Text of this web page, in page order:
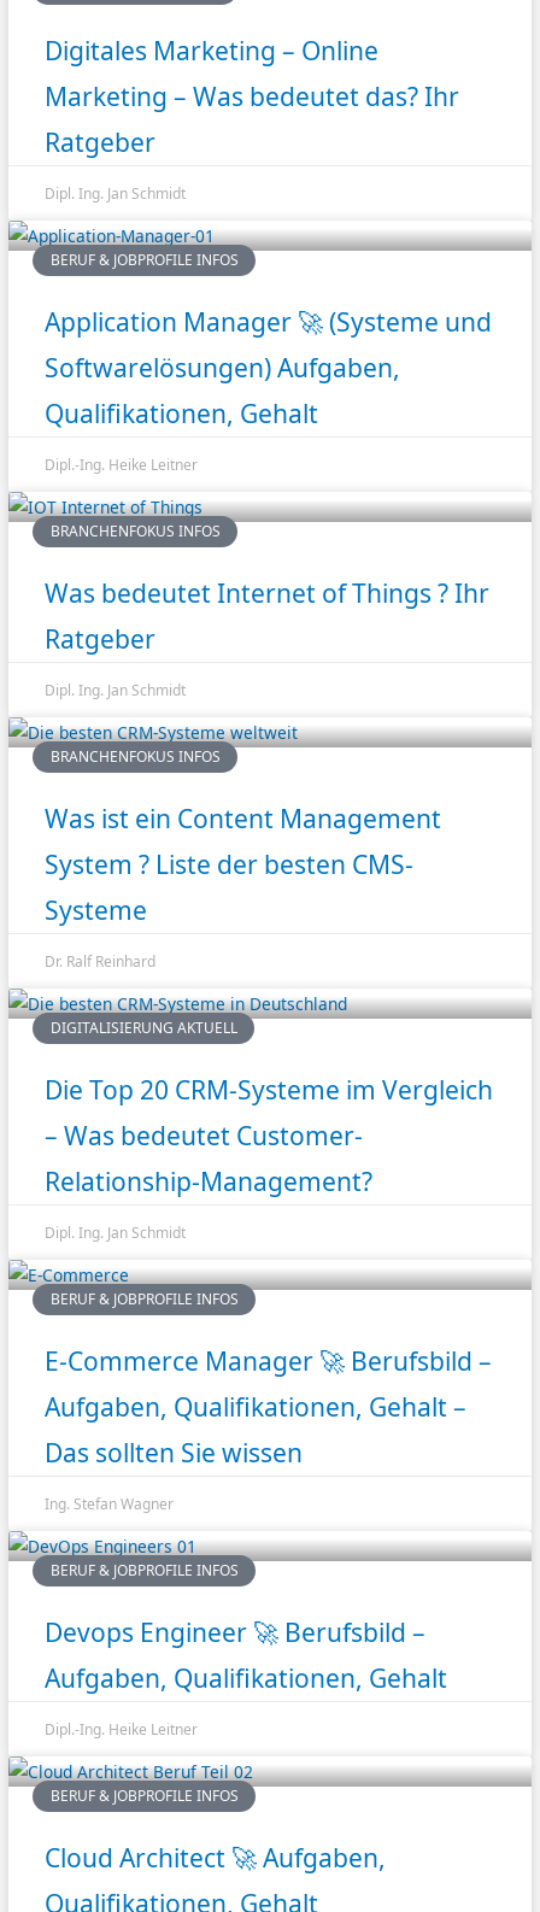
Digitales Marketing – Online
Marketing – Was bedeutet das? Ihr
Ratgeber
Dipl. Ing. Jan Schmidt
BERUF & JOBPROFILE INFOS
Application Manager 🚀 (Systeme und
Softwarelösungen) Aufgaben,
Qualifikationen, Gehalt
Dipl.-Ing. Heike Leitner
BRANCHENFOKUS INFOS
Was bedeutet Internet of Things ? Ihr
Ratgeber
Dipl. Ing. Jan Schmidt
BRANCHENFOKUS INFOS
Was ist ein Content Management
System ? Liste der besten CMS-
Systeme
Dr. Ralf Reinhard
DIGITALISIERUNG AKTUELL
Die Top 20 CRM-Systeme im Vergleich
– Was bedeutet Customer-
Relationship-Management?
Dipl. Ing. Jan Schmidt
BERUF & JOBPROFILE INFOS
E-Commerce Manager 🚀 Berufsbild –
Aufgaben, Qualifikationen, Gehalt –
Das sollten Sie wissen
Ing. Stefan Wagner
BERUF & JOBPROFILE INFOS
Devops Engineer 🚀 Berufsbild –
Aufgaben, Qualifikationen, Gehalt
Dipl.-Ing. Heike Leitner
BERUF & JOBPROFILE INFOS
Cloud Architect 🚀 Aufgaben,
Qualifikationen, Gehalt